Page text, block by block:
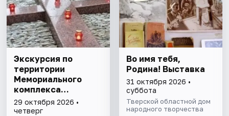
Экскурсия по
территории
Мемориального
комплекса
"Медное"
29 октября 2026 •
четверг
Во имя тебя,
Родина! Выставка
31 октября 2026 •
суббота
Тверской областной дом
народного творчества